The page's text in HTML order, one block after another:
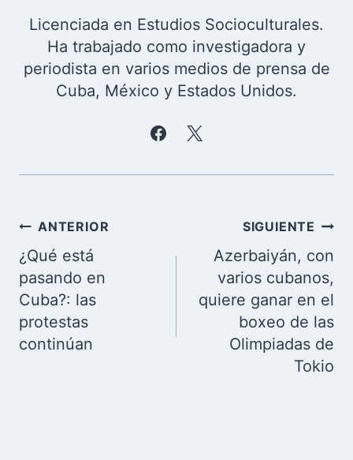
Licenciada en Estudios Socioculturales.
Ha trabajado como investigadora y
periodista en varios medios de prensa de
Cuba, México y Estados Unidos.
Navegación
de
entradas
ANTERIOR
¿Qué está
pasando en
Cuba?: las
protestas
continúan
SIGUIENTE
Azerbaiyán, con
varios cubanos,
quiere ganar en el
boxeo de las
Olimpiadas de
Tokio